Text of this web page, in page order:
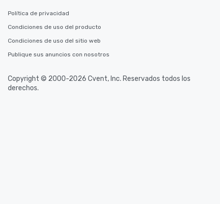
Política de privacidad
Condiciones de uso del producto
Condiciones de uso del sitio web
Publique sus anuncios con nosotros
Copyright © 2000-2026 Cvent, Inc. Reservados todos los
derechos.